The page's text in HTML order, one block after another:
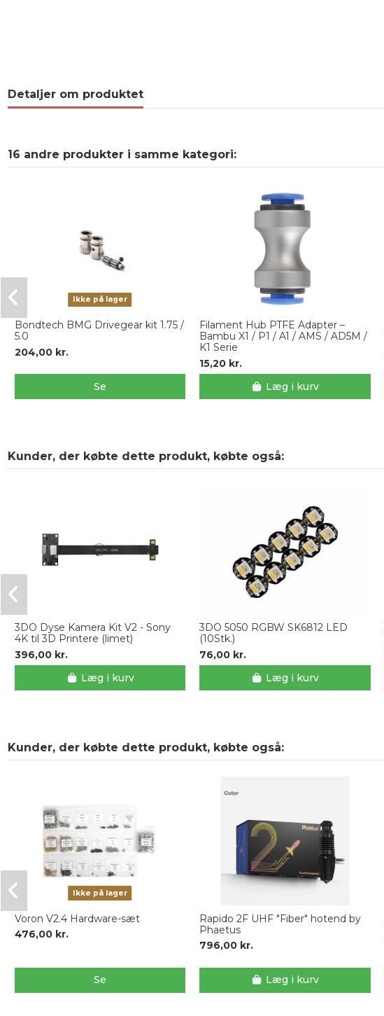
Detaljer om produktet
16 andre produkter i samme kategori:
Ikke på lager
Bondtech BMG Drivegear kit 1.75 /
5.0
204,00 kr.
Se
Filament Hub PTFE Adapter –
Bambu X1 / P1 / A1 / AMS / AD5M /
K1 Serie
15,20 kr.
Læg i kurv
Kunder, der købte dette produkt, købte også:
3DO Dyse Kamera Kit V2 - Sony
4K til 3D Printere (limet)
396,00 kr.
Læg i kurv
3DO 5050 RGBW SK6812 LED
(10Stk.)
76,00 kr.
Læg i kurv
Kunder, der købte dette produkt, købte også:
Ikke på lager
Voron V2.4 Hardware-sæt
476,00 kr.
Se
Rapido 2F UHF "Fiber" hotend by
Phaetus
796,00 kr.
Læg i kurv